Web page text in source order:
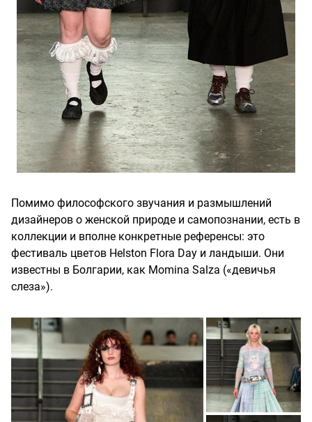
Помимо философского звучания и размышлений
дизайнеров о женской природе и самопознании, есть в
коллекции и вполне конкретные референсы: это
фестиваль цветов Helston Flora Day и ландыши. Они
известны в Болгарии, как Momina Salza («девичья
слеза»).